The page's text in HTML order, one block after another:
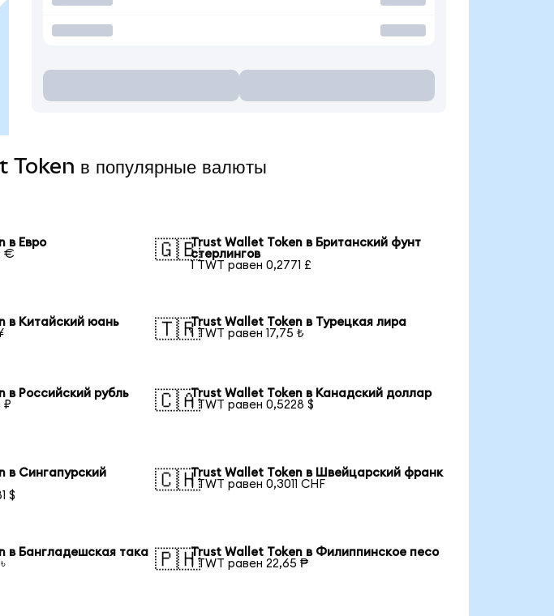
Token в популярные валюты
в Евро
€
🇬🇧Trust Wallet Token в Британский фунт
стерлингов
1 TWT равен 0,2771 £
в Китайский юань
🇹🇷Trust Wallet Token в Турецкая лира
1 TWT равен 17,75 ₺
в Российский рубль
₽
🇨🇦Trust Wallet Token в Канадский доллар
1 TWT равен 0,5228 $
в Сингапурский
$
🇨🇭Trust Wallet Token в Швейцарский франк
1 TWT равен 0,3011 CHF
в Бангладешская така 🇵🇭Trust Wallet Token в Филиппинское песо
1 TWT равен 22,65 ₱